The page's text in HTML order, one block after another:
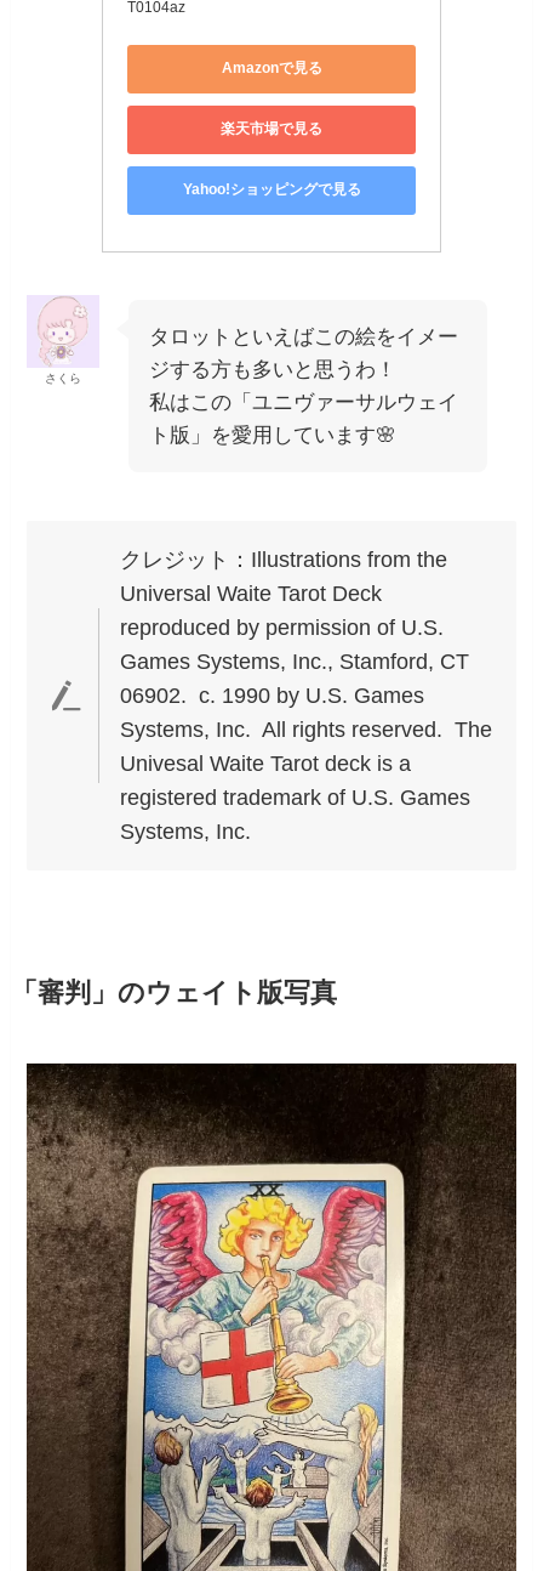
T0104az
Amazonで見る
楽天市場で見る
Yahoo!ショッピングで見る
さくら
タロットといえばこの絵をイメー
ジする方も多いと思うわ！
私はこの「ユニヴァーサルウェイ
ト版」を愛用しています🌸
クレジット：Illustrations from the
Universal Waite Tarot Deck
reproduced by permission of U.S.
Games Systems, Inc., Stamford, CT
06902. c. 1990 by U.S. Games
Systems, Inc. All rights reserved. The
Univesal Waite Tarot deck is a
registered trademark of U.S. Games
Systems, Inc.
「審判」のウェイト版写真